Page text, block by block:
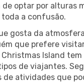
optar por alturas
a confusão.
gosta da
que prefere
Christmas Island
de viajantes.
de atividades que